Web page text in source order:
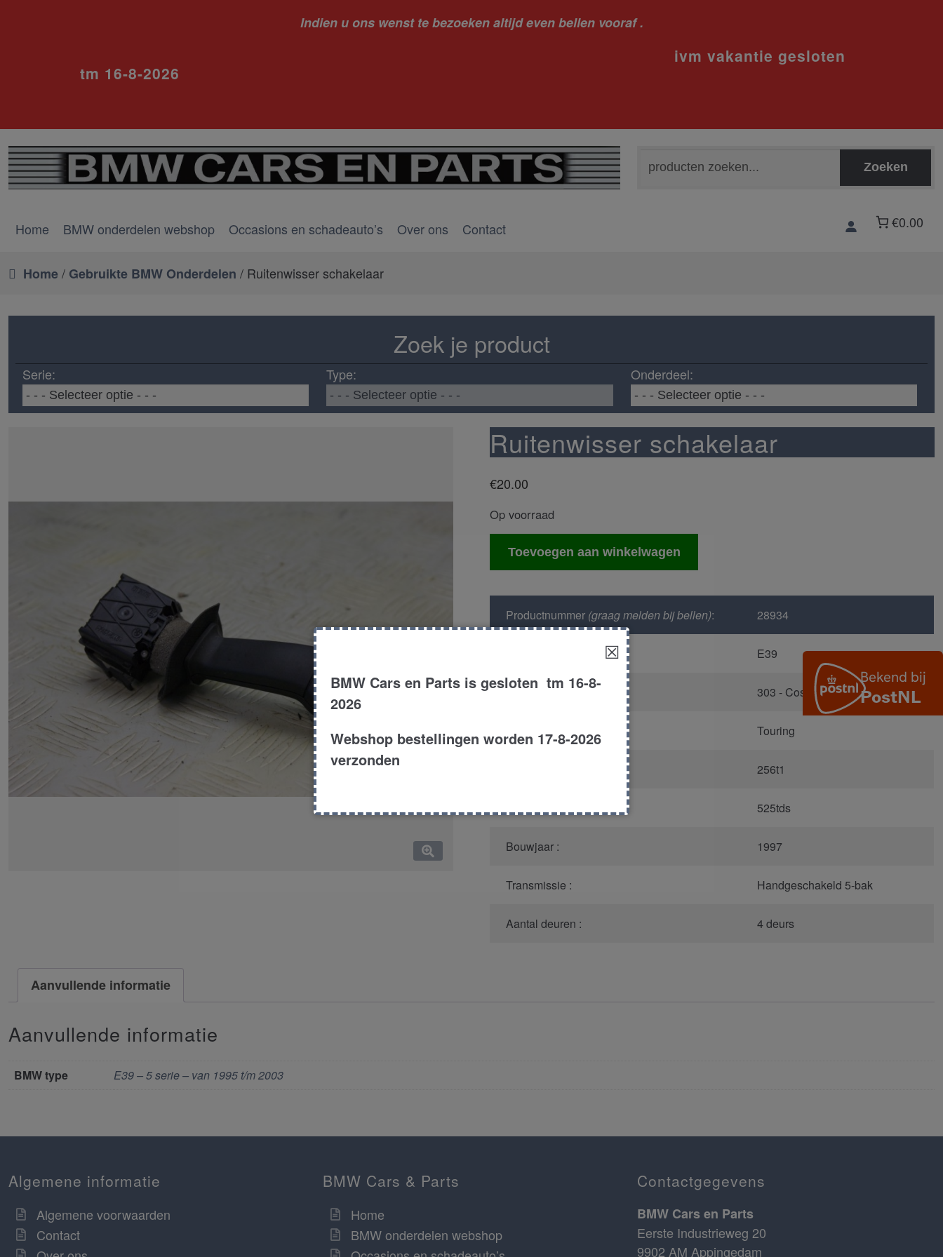
Indien u ons wenst te bezoeken altijd even bellen vooraf .
ivm vakantie gesloten
tm 16-8-2026
naar:
Zoeken
Home BMW onderdelen webshop Occasions en schadeauto’s Over ons Contact €0.00
Home/ Gebruikte BMW Onderdelen / Ruitenwisser schakelaar
Zoek je product
Serie: Type: Onderdeel:
Ruitenwisser schakelaar
€20.00
Op voorraad
Ruitenwisser
Toevoegen aan winkelwagen
Productnummer (graag melden bij bellen): 28934
E39
Kleur : 303 - Cosmosschwarz Metallic
Carroserie : Touring
256t1
525tds
Bouwjaar : 1997
Transmissie : Handgeschakeld 5-bak
Aantal deuren : 4 deurs
Aanvullende informatie
Aanvullende informatie
BMW type E39 – 5 serie – van 1995 t/m 2003
Algemene informatie
Algemene voorwaarden
Contact
BMW Cars & Parts
Home
BMW onderdelen webshop
Contactgegevens
BMW Cars en Parts
Eerste Industrieweg 20
9902 AM Appingedam
☒
BMW Cars en Parts is gesloten tm 16-8-
2026
Webshop bestellingen worden 17-8-2026
verzonden